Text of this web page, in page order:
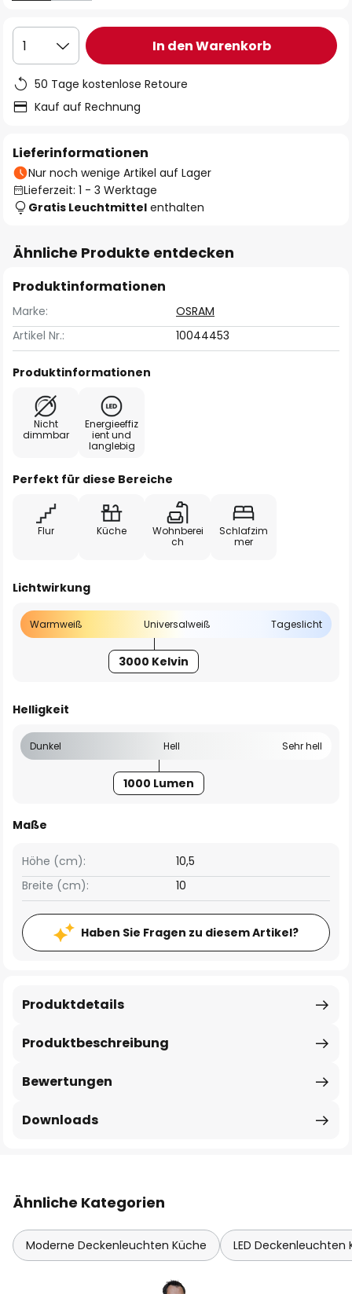
1 In den Warenkorb
50 Tage kostenlose Retoure
Kauf auf Rechnung
Lieferinformationen
Nur noch wenige Artikel auf Lager
Lieferzeit: 1 - 3 Werktage
Gratis Leuchtmittel enthalten
Ähnliche Produkte entdecken
Produktinformationen
Marke:
OSRAM
Artikel Nr.:
10044453
Produktinformationen
Nicht
dimmbar
Energieeffiz
ient und
langlebig
Perfekt für diese Bereiche
Flur Küche
Wohnberei
ch
Schlafzim
mer
Lichtwirkung
Warmweiß Universalweiß Tageslicht
3000 Kelvin
Helligkeit
Dunkel Hell Sehr hell
1000 Lumen
Maße
Breite (cm): 10
Höhe (cm): 10,5
Haben Sie Fragen zu diesem Artikel?
Produktbeschreibung
Produktdetails
Bewertungen
Downloads
Ähnliche Kategorien
Moderne Deckenleuchten Küche LED Deckenleuchten